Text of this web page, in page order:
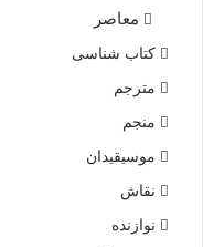
معاصر
کتاب شناسی
مترجم
منجم
موسیقیدان
نقاش
نوازنده